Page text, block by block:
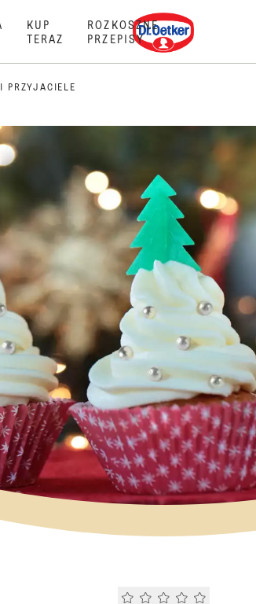
KUP
TERAZ
ROZKOSZNE
PRZEPISY
Dr. Oetker
PRZYJACIELE
Current rating